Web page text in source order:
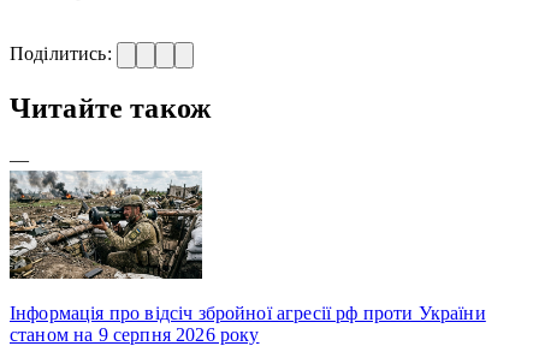
Поділитись:
Читайте також
—
Інформація про відсіч збройної агресії рф проти України
станом на 9 серпня 2026 року